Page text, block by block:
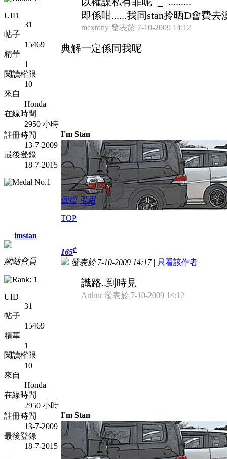
UID
31
帖子
15469
精華
1
閱讀權限
10
來自
Honda
在線時間
2950 小時
註冊時間
13-7-2009
最後登錄
18-7-2015
即係咁......我同stan拎晒D會費去
mextony 發表於 7-10-2009 14:12
典解一定係同我呢
I'm Stan
回復 引用
TOP
imstan
網站會員
UID
31
帖子
15469
精華
1
閱讀權限
10
來自
Honda
在線時間
2950 小時
註冊時間
13-7-2009
最後登錄
18-7-2015
165#
發表於 7-10-2009 14:17| 只看該作者
識路..到時見
Arthur 發表於 7-10-2009 14:12
I'm Stan